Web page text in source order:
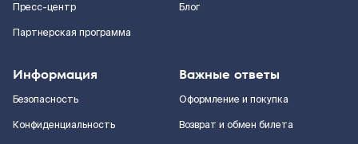
Пресс-центр
Партнерская программа
Блог
Информация
Безопасность
Конфиденциальность
Важные ответы
Оформление и покупка
Возврат и обмен билета